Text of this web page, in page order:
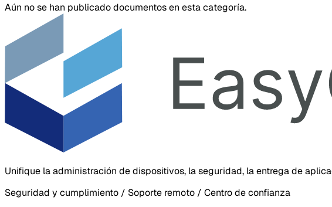
Aún no se han publicado documentos en esta categoría.
Unifique la administración de dispositivos, la seguridad, la entrega de
Seguridad y cumplimiento / Soporte remoto / Centro de confianza